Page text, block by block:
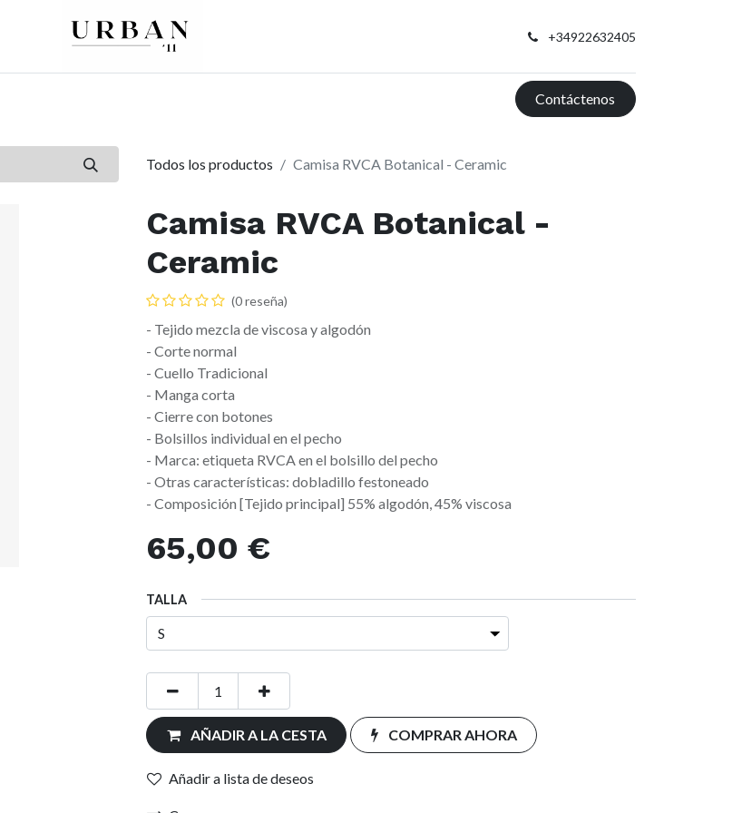
+34922632405
Contáctenos
Todos los productos Camisa RVCA Botanical - Ceramic
Camisa RVCA Botanical -
Ceramic
(0 reseña)
- Tejido mezcla de viscosa y algodón
- Corte normal
- Cuello Tradicional
- Manga corta
- Cierre con botones
- Bolsillos individual en el pecho
- Marca: etiqueta RVCA en el bolsillo del pecho
- Otras características: dobladillo festoneado
- Composición [Tejido principal] 55% algodón, 45% viscosa
65,00 €
TALLA
AÑADIR A LA CESTA COMPRAR AHORA
Añadir a lista de deseos